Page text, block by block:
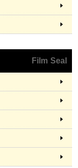
Film Seal